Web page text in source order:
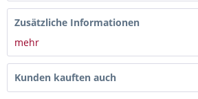
Zusätzliche Informationen
mehr
Kunden kauften auch